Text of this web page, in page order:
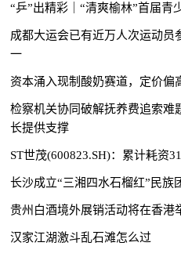
“乒”出精彩｜“清爽榆林”首届青
成都大运会已有近万人次运动员
一
资本涌入现制酸奶赛道，定价偏
检察机关协同破解抚养费追索难题 为离异家庭未成年人健
长提供支撑
ST世茂(600823.SH)：累计耗资
长沙成立“三湘四水石榴红”民族
贵州白酒境外展销活动将在香港
汉家江湖激斗乱石滩怎么过